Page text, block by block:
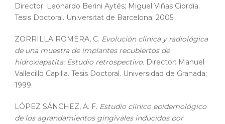
Director: Leonardo Berini Aytés; Miguel Viñas Ciordia.
Tesis Doctoral. Universitat de Barcelona; 2005.
ZORRILLA ROMERA, C. Evolución clínica y radiológica
de una muestra de implantes recubiertos de
hidroxiapatita: Estudio retrospectivo. Director: Manuel
Vallecillo Capilla. Tesis Doctoral. Universidad de Granada;
1999.
LÓPEZ SÁNCHEZ, A. F. Estudio clínico epidemológico
de los agrandamientos gingivales inducidos por